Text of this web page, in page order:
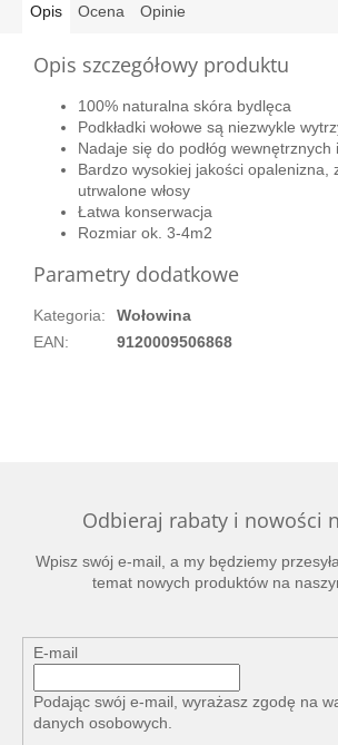
Opis Ocena Opinie
Opis szczegółowy produktu
100% naturalna skóra bydlęca
Podkładki wołowe są niezwykle
Nadaje się do podłóg wewnętrznych
Bardzo wysokiej jakości opalenizna,
utrwalone włosy
Łatwa konserwacja
Rozmiar ok. 3-4m2
Parametry dodatkowe
Kategoria:
Wołowina
EAN: 9120009506868
Odbieraj rabaty i nowości
Wpisz swój e-mail, a my będziemy
temat nowych produktów na
E-mail
Podając swój e-mail, wyrażasz zgodę na
danych osobowych.